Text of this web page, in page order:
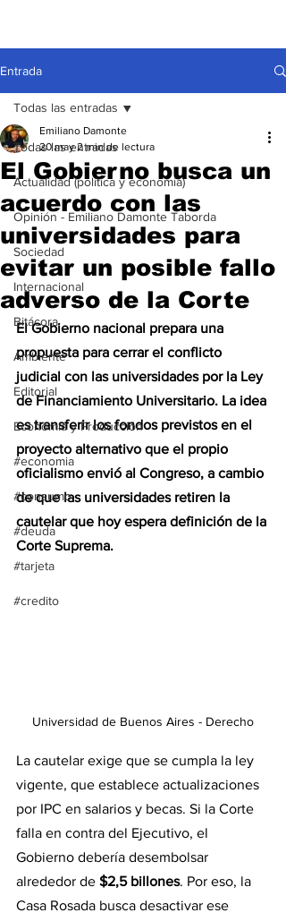
Entrada
Todas las entradas
Actualidad (política y economía)
Opinión - Emiliano Damonte Taborda
Sociedad
Internacional
Bitácora
Ambiente
Editorial
Economía y Producción
#economia
#consumo
#deuda
#tarjeta
#credito
Todas las entradas
El Gobierno busca un
acuerdo con las
universidades para
evitar un posible fallo
adverso de la Corte
Emiliano Damonte
20 may 2 min de lectura
El Gobierno nacional prepara una
propuesta para cerrar el conflicto
judicial con las universidades por la Ley
de Financiamiento Universitario. La idea
es transferir los fondos previstos en el
proyecto alternativo que el propio
oficialismo envió al Congreso, a cambio
de que las universidades retiren la
cautelar que hoy espera definición de la
Corte Suprema.
Universidad de Buenos Aires - Derecho
La cautelar exige que se cumpla la ley
vigente, que establece actualizaciones
por IPC en salarios y becas. Si la Corte
falla en contra del Ejecutivo, el
Gobierno debería desembolsar
alrededor de $2,5 billones. Por eso, la
Casa Rosada busca desactivar ese